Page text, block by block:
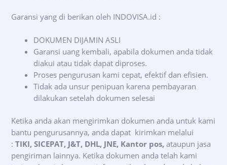
Garansi yang di berikan oleh INDOVISA.id :
DOKUMEN DIJAMIN ASLI
Garansi uang kembali, apabila dokumen anda tidak
diakui atau tidak dapat diproses.
Proses pengurusan kami cepat, efektif dan efisien.
Tidak ada unsur penipuan karena pembayaran
dilakukan setelah dokumen selesai
Ketika anda akan mengirimkan dokumen anda untuk kami
bantu pengurusannya, anda dapat kirimkan melalui
:TIKI, SICEPAT, J&T, DHL, JNE, Kantor pos, ataupun jasa
pengiriman lainnya. Ketika dokumen anda telah kami